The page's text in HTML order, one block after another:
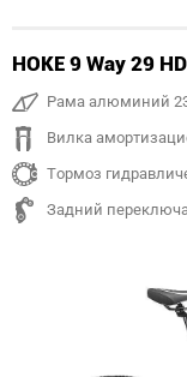
HOKE 9 Way 29
Рама алюминий
Вилка
Тормоз
Задний